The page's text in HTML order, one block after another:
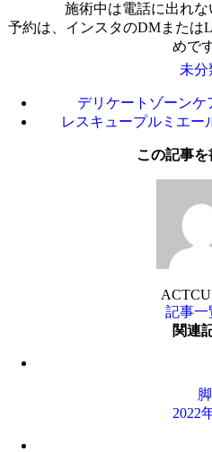
施術中は電話に出れな
予約は、インスタのDMまたは
めで
未分
デリケートゾーンケ
レスキュープルミエー
この記事を
記事一
関連
2022